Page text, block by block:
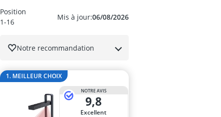
Mis à jour:06/08/2026
Position
1-16
Notre recommandation
1. MEILLEUR CHOIX
NOTRE AVIS
9,8
Excellent